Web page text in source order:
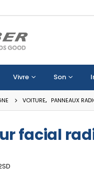
Vivre Son
VOITURE, PANNEAUX
facial